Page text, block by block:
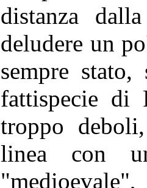
distanza
deludere un
sempre
fattispecie di
troppo
linea con